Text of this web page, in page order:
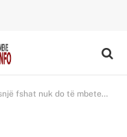
nuk do të mbetet anash